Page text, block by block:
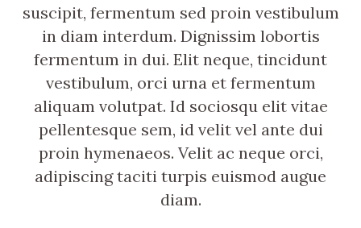
suscipit, fermentum sed proin vestibulum
in diam interdum. Dignissim lobortis
fermentum in dui. Elit neque, tincidunt
vestibulum, orci urna et fermentum
aliquam volutpat. Id sociosqu elit vitae
pellentesque sem, id velit vel ante dui
proin hymenaeos. Velit ac neque orci,
adipiscing taciti turpis euismod augue
diam.